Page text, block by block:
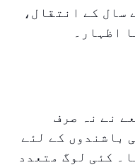
سال کے انتقال،
اظہار۔
نے نہ صرف
باشندوں کے لئے
کئی لوگ متعدد